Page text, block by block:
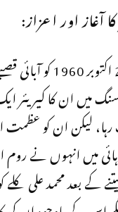
آغاز اور اعزاز:
محمد علی کلے نے 29
میں ان کا کیریئر
لیکن ان کو
میں انہوں نے
کے بعد محمد علی